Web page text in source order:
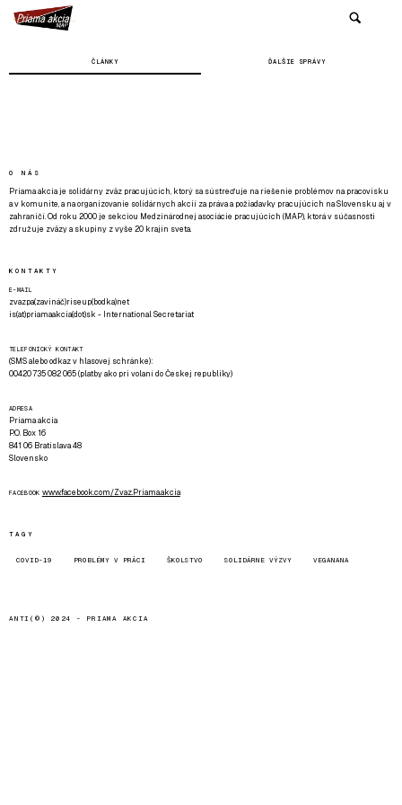
ČLÁNKY ĎALŠIE SPRÁVY
O NÁS
Priama akcia je solidárny zväz pracujúcich, ktorý sa sústreďuje na riešenie problémov na pracovisku
a v komunite, a na organizovanie solidárnych akcií za práva a požiadavky pracujúcich na Slovensku aj v
zahraničí. Od roku 2000 je sekciou Medzinárodnej asociácie pracujúcich (MAP), ktorá v súčasnosti
združuje zväzy a skupiny z vyše 20 krajín sveta.
KONTAKTY
E-MAIL
zvazpa(zavináč)riseup(bodka)net
is(at)priamaakcia(dot)sk - International Secretariat
TELEFONICKÝ KONTAKT
(SMS alebo odkaz v hlasovej schránke):
00420 735 082 065 (platby ako pri volaní do Českej republiky)
ADRESA
Priama akcia
P.O. Box 16
841 06 Bratislava 48
Slovensko
FACEBOOK www.facebook.com/Zvaz.Priama.akcia
TAGY
COVID-19 PROBLÉMY V PRÁCI ŠKOLSTVO SOLIDÁRNE VÝZVY VEGANANA
ANTI(©) 2024 - PRIAMA AKCIA